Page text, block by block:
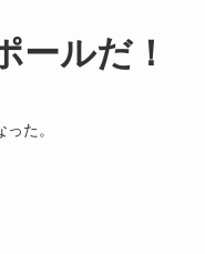
ールだ！
た。